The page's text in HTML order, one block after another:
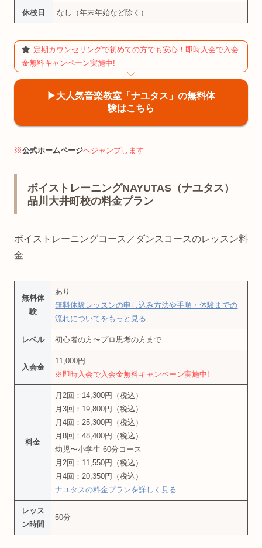
休校日 なし（年末年始など除く）
定期カウンセリングで初めての方でも安心！即時入会で入会
金無料キャンペーン実施中!
▶︎大人気音楽教室「ナユタス」の無料体
験はこちら
※公式ホームページへジャンプします
ボイストレーニングNAYUTAS（ナユタス）
品川大井町校の料金プラン
ボイストレーニングコース／ダンスコースのレッスン料
金
無料体
験
あり
無料体験レッスンの申し込み方法や手順・体験までの
流れについてをもっと見る
レベル 初心者の方〜プロ思考の方まで
入会金
11,000円
※即時入会で入会金無料キャンペーン実施中!
料金
月2回：14,300円（税込）
月3回：19,800円（税込）
月4回：25,300円（税込）
月8回：48,400円（税込）
幼児〜小学生 60分コース
月2回：11,550円（税込）
月4回：20,350円（税込）
ナユタスの料金プランを詳しく見る
レッス
ン時間
50分